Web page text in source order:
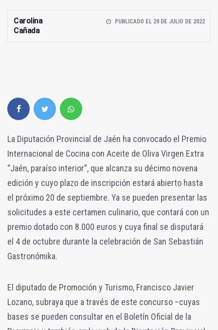
Carolina
Cañada
PUBLICADO EL 29 DE JULIO DE 2022
La Diputación Provincial de Jaén ha convocado el Premio
Internacional de Cocina con Aceite de Oliva Virgen Extra
“Jaén, paraíso interior”, que alcanza su décimo novena
edición y cuyo plazo de inscripción estará abierto hasta
el próximo 20 de septiembre. Ya se pueden presentar las
solicitudes a este certamen culinario, que contará con un
premio dotado con 8.000 euros y cuya final se disputará
el 4 de octubre durante la celebración de San Sebastián
Gastronómika.
El diputado de Promoción y Turismo, Francisco Javier
Lozano, subraya que a través de este concurso –cuyas
bases se pueden consultar en el Boletín Oficial de la